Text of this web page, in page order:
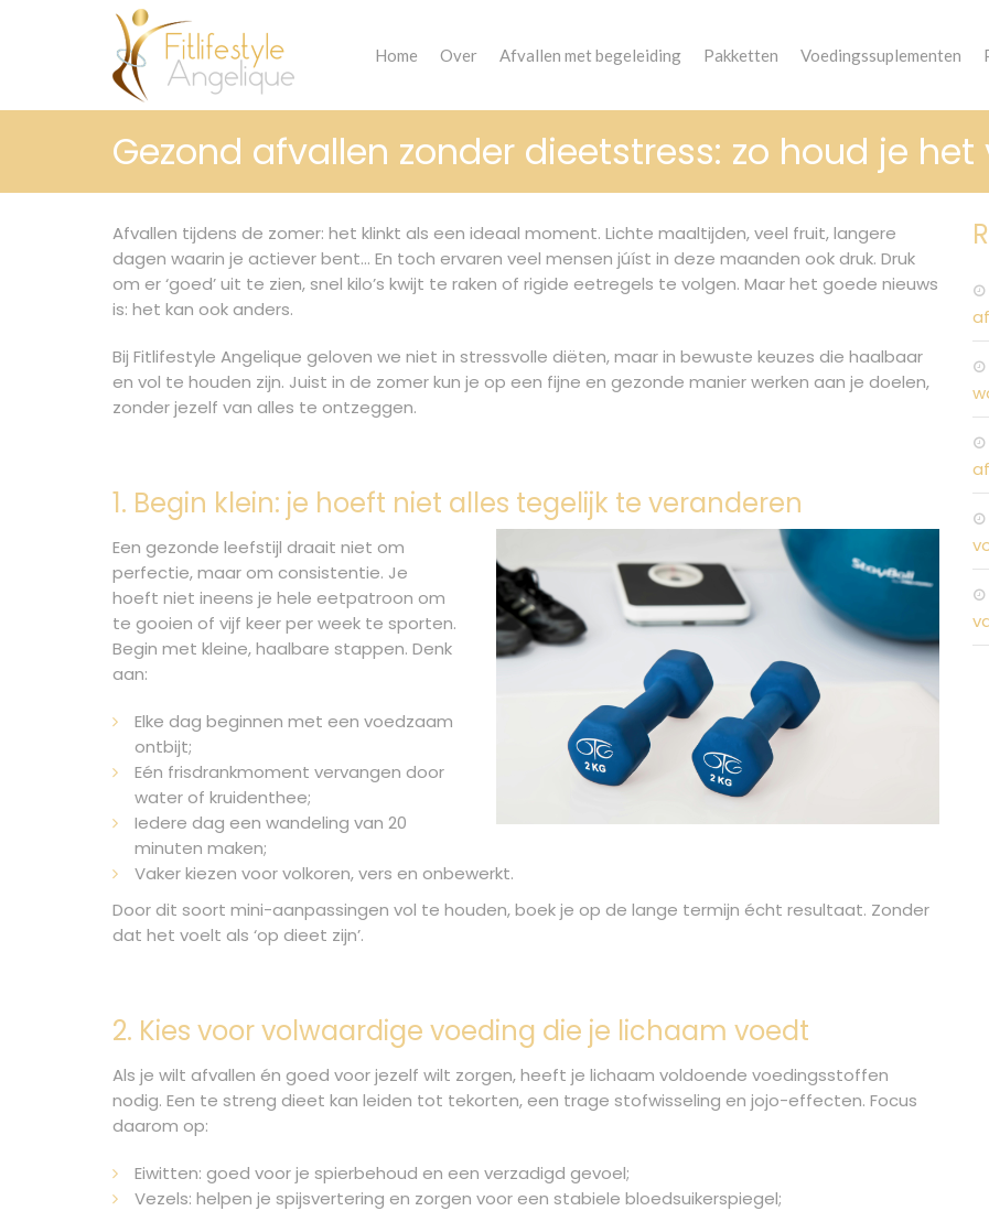
Home Over Afvallen met begeleiding Pakketten Voedingssuplementen
Gezond afvallen zonder dieetstress: zo houd je het
Afvallen tijdens de zomer: het klinkt als een ideaal moment. Lichte maaltijden, veel fruit, langere
dagen waarin je actiever bent… En toch ervaren veel mensen júíst in deze maanden ook druk. Druk
om er ‘goed’ uit te zien, snel kilo’s kwijt te raken of rigide eetregels te volgen. Maar het goede nieuws
is: het kan ook anders.
Bij Fitlifestyle Angelique geloven we niet in stressvolle diëten, maar in bewuste keuzes die haalbaar
en vol te houden zijn. Juist in de zomer kun je op een fijne en gezonde manier werken aan je doelen,
zonder jezelf van alles te ontzeggen.
1. Begin klein: je hoeft niet alles tegelijk te veranderen
Een gezonde leefstijl draait niet om
perfectie, maar om consistentie. Je
hoeft niet ineens je hele eetpatroon om
te gooien of vijf keer per week te sporten.
Begin met kleine, haalbare stappen. Denk
aan:
Elke dag beginnen met een voedzaam
ontbijt;
Eén frisdrankmoment vervangen door
water of kruidenthee;
Iedere dag een wandeling van 20
minuten maken;
Vaker kiezen voor volkoren, vers en onbewerkt.
Door dit soort mini-aanpassingen vol te houden, boek je op de lange termijn écht resultaat. Zonder
dat het voelt als ‘op dieet zijn’.
2. Kies voor volwaardige voeding die je lichaam voedt
Als je wilt afvallen én goed voor jezelf wilt zorgen, heeft je lichaam voldoende voedingsstoffen
nodig. Een te streng dieet kan leiden tot tekorten, een trage stofwisseling en jojo-effecten. Focus
daarom op:
Eiwitten: goed voor je spierbehoud en een verzadigd gevoel;
Vezels: helpen je spijsvertering en zorgen voor een stabiele bloedsuikerspiegel;